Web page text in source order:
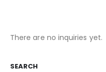
There are no inquiries yet.
SEARCH